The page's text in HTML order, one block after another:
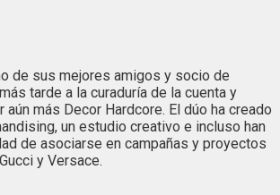
de sus mejores amigos y socio de
tarde a la curaduría de la cuenta y
aún más Decor Hardcore. El dúo ha creado
un estudio creativo e incluso han
de asociarse en campañas y proyectos
y Versace.